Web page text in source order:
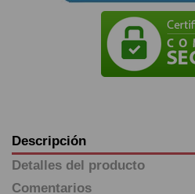
Descripción
Detalles del producto
Comentarios